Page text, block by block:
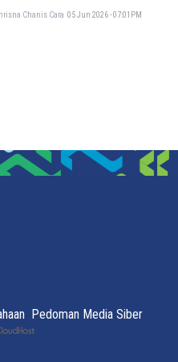
Chanis Cara 05 Jun 2026 - 07:01PM
Pedoman Media Siber